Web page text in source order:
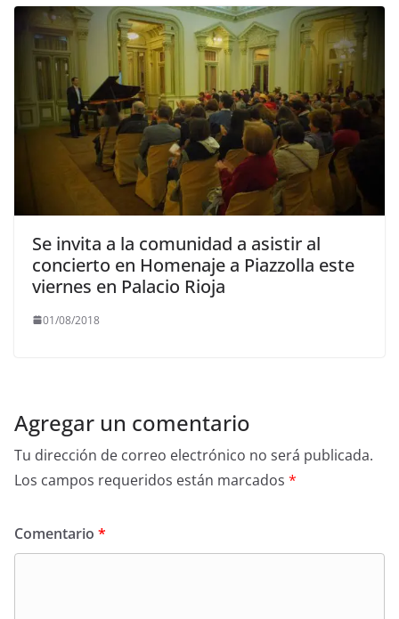
Se invita a la comunidad a asistir al
concierto en Homenaje a Piazzolla este
viernes en Palacio Rioja
01/08/2018
Agregar un comentario
Tu dirección de correo electrónico no será publicada.
Los campos requeridos están marcados *
Comentario *